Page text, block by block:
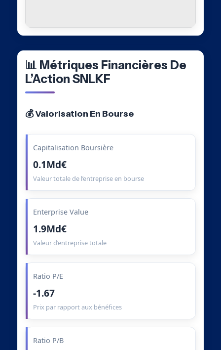
📊 Métriques Financières De
L’Action SNLKF
💰 Valorisation En Bourse
Capitalisation Boursière
0.1Md€
Valeur totale de l’entreprise en bourse
Enterprise Value
1.9Md€
Valeur d’entreprise totale
Ratio P/E
-1.67
Prix par rapport aux bénéfices
Ratio P/B